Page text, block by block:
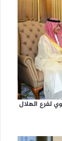
لفرع الهلال